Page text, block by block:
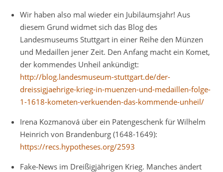
Wir haben also mal wieder ein Jubiläumsjahr! Aus
diesem Grund widmet sich das Blog des
Landesmuseums Stuttgart in einer Reihe den Münzen
und Medaillen jener Zeit. Den Anfang macht ein Komet,
der kommendes Unheil ankündigt:
http://blog.landesmuseum-stuttgart.de/der-
dreissigjaehrige-krieg-in-muenzen-und-medaillen-folge-
1-1618-kometen-verkuenden-das-kommende-unheil/
Irena Kozmanová über ein Patengeschenk für Wilhelm
Heinrich von Brandenburg (1648-1649):
https://recs.hypotheses.org/2593
Fake-News im Dreißigjährigen Krieg. Manches ändert